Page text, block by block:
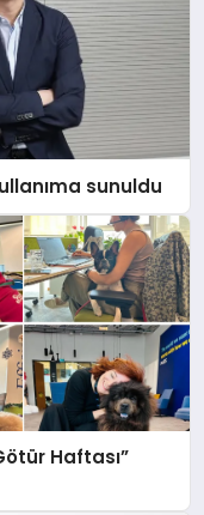
sunuldu
Haftası”